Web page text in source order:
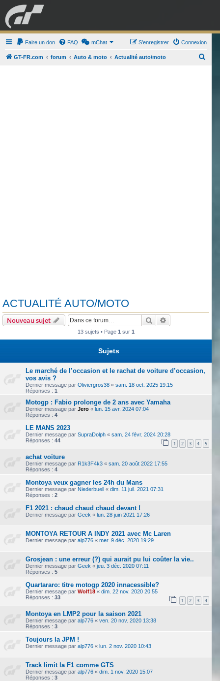
GRAN TURISMO FORUM
Faire un don FAQ mChat Connexion
S’enregistrer
GT-FR.com forum Auto & moto Actualité auto/moto
ACTUALITÉ AUTO/MOTO
Nouveau sujet Rechercher
13 sujets • Page 1 sur 1
Sujets
Le marché de l’occasion et le rachat de voiture d’occasion,
vos avis ?
Dernier message par Oliviergros38 « sam. 18 oct. 2025 19:15
Réponses : 1
Motogp : Fabio prolonge de 2 ans avec Yamaha
Dernier message par Jero « lun. 15 avr. 2024 07:04
Réponses : 4
LE MANS 2023
Dernier message par SupraDolph « sam. 24 févr. 2024 20:28
Réponses : 44 1 2 3 4 5
achat voiture
Dernier message par R1k3F4k3 « sam. 20 août 2022 17:55
Réponses : 4
Montoya veux gagner les 24h du Mans
Dernier message par Niederbuell « dim. 11 juil. 2021 07:31
Réponses : 2
F1 2021 : chaud chaud chaud devant !
Dernier message par Geek « lun. 28 juin 2021 17:26
MONTOYA RETOUR A INDY 2021 avec Mc Laren
Dernier message par alp776 « mer. 9 déc. 2020 19:29
Grosjean : une erreur (?) qui aurait pu lui coûter la vie..
Dernier message par Geek « jeu. 3 déc. 2020 07:11
Réponses : 5
Quartararo: titre motogp 2020 innacessible?
Dernier message par Wolf18 « dim. 22 nov. 2020 20:55
Réponses : 33 1 2 3 4
Montoya en LMP2 pour la saison 2021
Dernier message par alp776 « ven. 20 nov. 2020 13:38
Réponses : 3
Toujours la JPM !
Dernier message par alp776 « lun. 2 nov. 2020 10:43
Track limit la F1 comme GTS
Dernier message par alp776 « dim. 1 nov. 2020 15:07
Réponses : 3